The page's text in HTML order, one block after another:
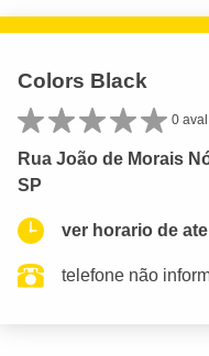
Colors Black
0
Rua João de Morais
SP
ver horario de
telefone não